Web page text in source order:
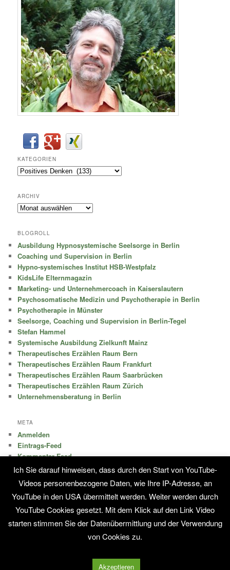
KATEGORIEN
Kategorien
ARCHIV
Archiv
BLOGROLL
Ausbildung Hypnosystemische Seelsorge in Berlin
Coaching und Supervision in Berlin
Hypno-systemisches Institut HSB-Westpfalz
KidsLife Elternmagazin
Marketing- und Unternehmercoach in Kaiserslautern
Psychosomatische Medizin und Psychotherapie in Berlin
Psychotherapie in Münster
Seelsorge, Coaching und Supervision in Berlin-Tegel
Stefan Hammel
Systemische Ausbildung Zielkunft Mainz
Therapeutisches Erzählen Raum Bern
Therapeutisches Erzählen Raum Frankfurt
Therapeutisches Erzählen Raum Saarbrücken
Therapeutisches Erzählen Raum Zürich
Unternehmensberatung in Berlin
META
Anmelden
Eintrags-Feed
Kommentar-Feed
WordPress.org
KONTAKT
Ich Sie darauf hinweisen, dass durch den Start von YouTube-
Videos personenbezogene Daten, wie Ihre IP-Adresse, an
YouTube in den USA übermittelt werden. Weiter werden durch
YouTube Cookies gesetzt. Mit dem Klick auf den Link Video
starten stimmen Sie der Datenübermittlung und der Verwendung
von Cookies zu.
Akzeptieren